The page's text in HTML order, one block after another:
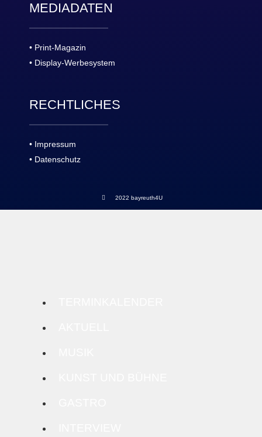
MEDIADATEN
• Print-Magazin
• Display-Werbesystem
RECHTLICHES
• Impressum
• Datenschutz
2022 bayreuth4U